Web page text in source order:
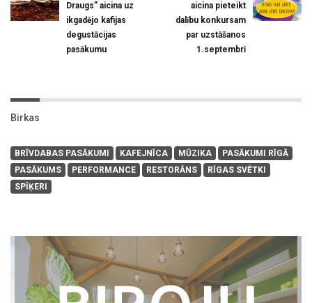
Draugs” aicina uz
ikgadējo kafijas
degustācijas
pasākumu
aicina pieteikt
dalību konkursam
par uzstāšanos
1.septembrī
Birkas
BRĪVDABAS PASĀKUMI KAFEJNĪCA MŪZIKA
PASĀKUMI RĪGĀ
PASĀKUMS
PERFORMANCE RESTORĀNS
RĪGAS SVĒTKI
SPĪĶERI